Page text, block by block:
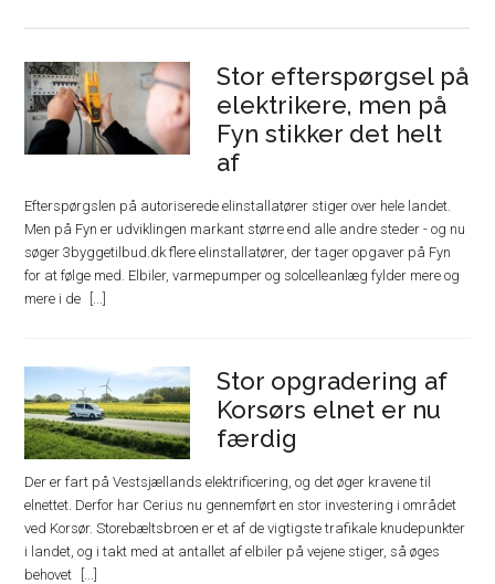
Stor efterspørgsel på
elektrikere, men på
Fyn stikker det helt
af
Efterspørgslen på autoriserede elinstallatører stiger over hele landet.
Men på Fyn er udviklingen markant større end alle andre steder - og nu
søger 3byggetilbud.dk flere elinstallatører, der tager opgaver på Fyn
for at følge med. Elbiler, varmepumper og solcelleanlæg fylder mere og
mere i de
Stor opgradering af
Korsørs elnet er nu
færdig
Der er fart på Vestsjællands elektrificering, og det øger kravene til
elnettet. Derfor har Cerius nu gennemført en stor investering i området
ved Korsør. Storebæltsbroen er et af de vigtigste trafikale knudepunkter
i landet, og i takt med at antallet af elbiler på vejene stiger, så øges
behovet